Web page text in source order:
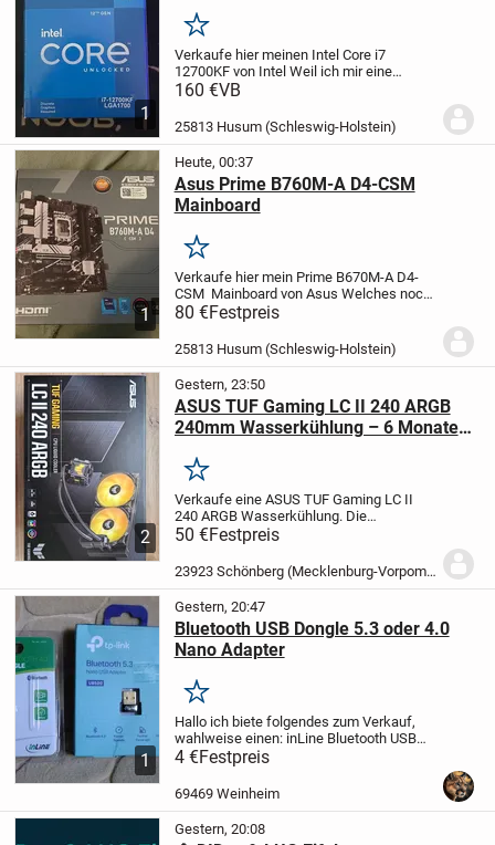
1
Merken
Verkaufe hier meinen Intel Core i7
12700KF von Intel Weil ich mir eine
neueren geholt habe.
Einstellung vorgenommen. Es ist immer
original geblieben....
160 €VB
25813 Husum (Schleswig-Holstein)
1
Heute, 00:37
Asus Prime B760M-A D4-CSM
Mainboard
Merken
Verkaufe hier mein Prime B670M-A D4-
CSM Mainboard von Asus Welches noch
in einem sehr guten Zustand ist.
Originalteile und OVP sind
vorhanden.Aufsätze sind für Intel und
AMD verfügbar.Versand...
80 €Festpreis
25813 Husum (Schleswig-Holstein)
2
Gestern, 23:50
ASUS TUF Gaming LC II 240 ARGB
240mm Wasserkühlung – 6 Monate
Merken
Verkaufe eine ASUS TUF Gaming LC II
240 ARGB Wasserkühlung. Die
Wasserkühlung ist ca. 6 Monate alt und
befindet sich in einem sehr guten, nahezu
neuwertigen Zustand. Sie funktioniert
einwandfrei und...
50 €Festpreis
23923 Schönberg (Mecklenburg-Vorpommern)
1
Gestern, 20:47
Bluetooth USB Dongle 5.3 oder 4.0
Nano Adapter
Merken
Hallo ich biete folgendes zum Verkauf,
wahlweise einen:inLine Bluetooth USB
Dongle 4.0 - 2 €
Dongle 5.3 - 4 €
verwendet. Bezahlart: Nur Überweisung...
4 €Festpreis
69469 Weinheim
Gestern, 20:08